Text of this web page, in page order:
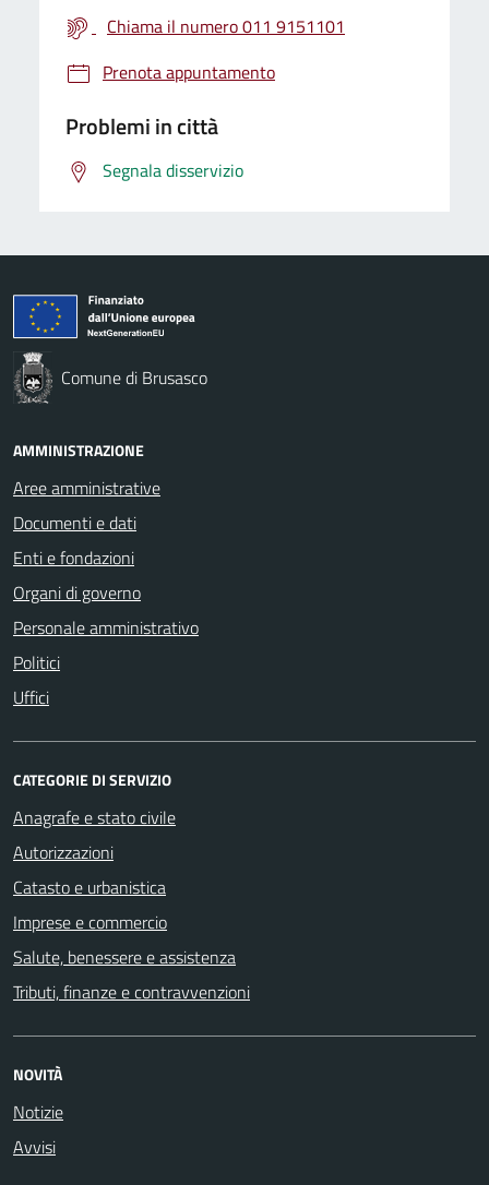
Chiama il numero 011 9151101
Prenota appuntamento
Problemi in città
Segnala disservizio
Comune di Brusasco
AMMINISTRAZIONE
Aree amministrative
Documenti e dati
Enti e fondazioni
Organi di governo
Personale amministrativo
Politici
Uffici
CATEGORIE DI SERVIZIO
Anagrafe e stato civile
Autorizzazioni
Catasto e urbanistica
Imprese e commercio
Salute, benessere e assistenza
Tributi, finanze e contravvenzioni
NOVITÀ
Notizie
Avvisi